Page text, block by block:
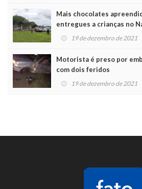
Mais chocolates
entregues a crianças no
19 de dezembro de 2021
Motorista é preso por
com dois feridos
19 de dezembro de 2021